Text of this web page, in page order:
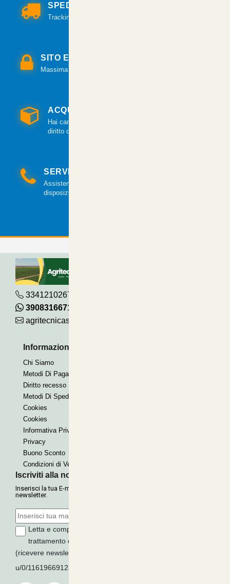
SPEDIZIONI VELOCI
Tracking per il monitoraggio della spedizione.
SITO E PAGAMENTI SICURI
Massima sicurezza per tutte le modalità di pagamento.
ACQUISTO GARANTITO
Hai cambiato idea? Hai 14 giorni per esercitare il
diritto di recesso.
SERVIZIO CLIENTI
Assistenza clienti via mail e telefonica a tua
disposizione.
3341210267
390831667115
agritecnicasrl@gmail.com
Informazioni Utili
Chi Siamo
Metodi Di Pagamento
Diritto recesso
Metodi Di Spedizione
Cookies
Cookies
Informativa Privacy
Privacy
Buono Sconto
Condizioni di Vendita
Iscriviti alla nostra Newsletter
Inserisci la tua E-mail per ricevere le nostre offerte tramite
newsletter.
Letta e compresa l'informativa sulla
trattamento dei miei dati per finalità di marketing
(ricevere newsletter, novità, promozioni) da parte di
u/0/116196691289279339016